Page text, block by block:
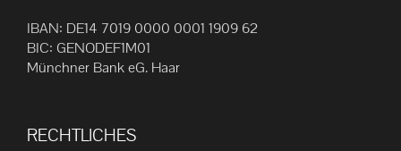
IBAN: DE14 7019 0000 0001 1909 62
BIC: GENODEF1M01
Münchner Bank eG. Haar
RECHTLICHES